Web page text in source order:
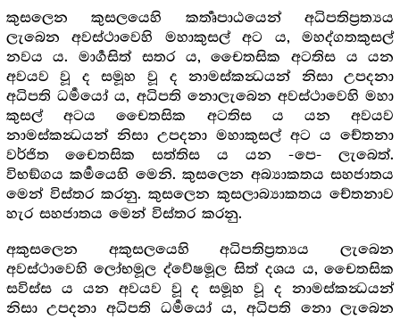
කුසලෙන කුසලයෙහි කර්‍තෘපාඨයෙන් අධිපතිප්‍රත්‍යය
ලැබෙන අවස්ථාවෙහි මහාකුසල් අට ය, මහද්ගතකුසල්
නවය ය. මාර්‍ගසිත් සතර ය, චෛතසික අටතිස ය යන
අවයව වූ ද සමූහ වූ ද නාමස්කන්‍ධයන් නිසා උපදනා
අධිපති ධර්‍මයෝ ය, අධිපති නොලැබෙන අවස්ථාවෙහි මහා
කුසල් අටය චෛතසික අටතිස ය යන අවයව
නාමස්කන්‍ධයන් නිසා උපදනා මහාකුසල් අට ය චේතනා
වර්ජිත චෛතසික සත්තිස ය යන -පෙ- ලැබෙත්.
විභඞ්ගය කර්‍මයෙහි මෙනි. කුසලෙන අබ්‍යාකතය සහජාතය
මෙන් විස්තර කරනු. කුසලෙන කුසලාබ්‍යාකතය චේතනාව
හැර සහජාතය මෙන් විස්තර කරනු.
අකුසලෙන අකුසලයෙහි අධිපතිප්‍රත්‍යය ලැබෙන
අවස්ථාවෙහි ලෝභමූල ද්වේෂමූල සිත් දශය ය, චෛතසික
සවිස්ස ය යන අවයව වූ ද සමූහ වූ ද නාමස්කන්‍ධයන්
නිසා උපදනා අධිපති ධර්‍මයෝ ය, අධිපති නො ලැබෙන